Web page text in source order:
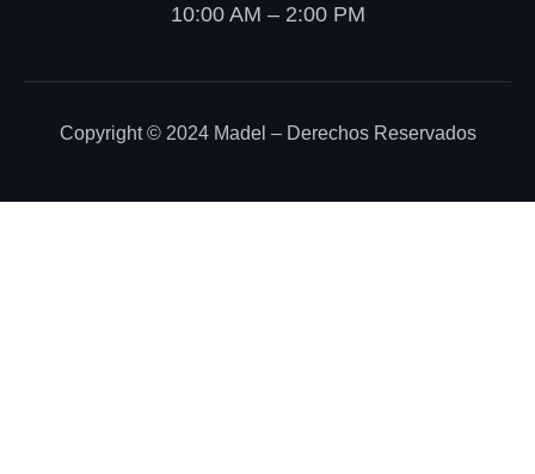
10:00 AM – 2:00 PM
Copyright © 2024 Madel – Derechos Reservados